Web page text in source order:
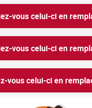
vous celui-ci en
vous celui-ci en
vous celui-ci en
d’une valeur de